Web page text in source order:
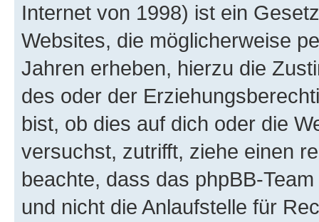
Internet von 1998) ist ein
Websites, die möglicherweise
Jahren erheben, hierzu die
des oder der
bist, ob dies auf dich oder die
versuchst, zutrifft, ziehe einen
beachte, dass das phpBB-
und nicht die Anlaufstelle für